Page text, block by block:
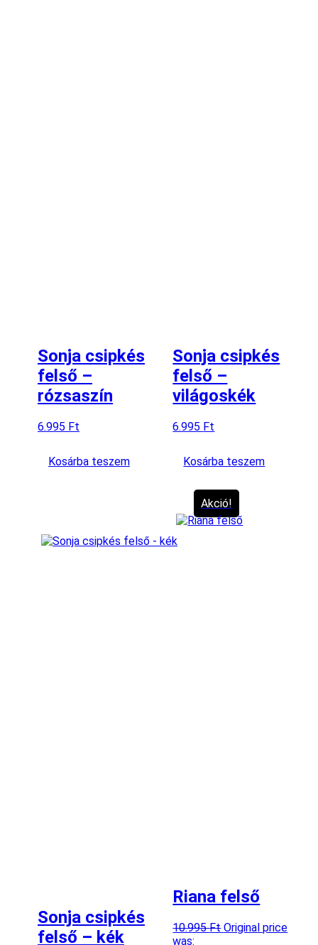
Sonja csipkés
felső –
rózsaszín
6.995 Ft
Kosárba teszem
Sonja csipkés
felső –
világoskék
6.995 Ft
Kosárba teszem
Sonja csipkés
felső – kék
Akció!
Riana felső
10.995Ft Original price
was: